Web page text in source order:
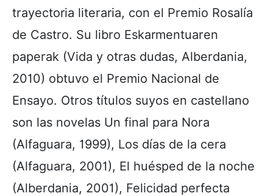
trayectoria literaria, con el Premio Rosalía
de Castro. Su libro Eskarmentuaren
paperak (Vida y otras dudas, Alberdania,
2010) obtuvo el Premio Nacional de
Ensayo. Otros títulos suyos en castellano
son las novelas Un final para Nora
(Alfaguara, 1999), Los días de la cera
(Alfaguara, 2001), El huésped de la noche
(Alberdania, 2001), Felicidad perfecta